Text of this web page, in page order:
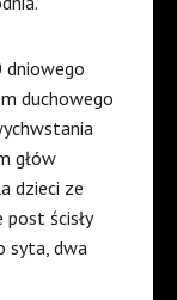
dniowego
duchowego
głów
dzieci ze
post ścisły
syta, dwa